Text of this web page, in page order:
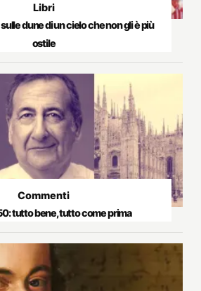
Libri
dune di un cielo che non gli è più
ostile
Commenti
tutto bene, tutto come prima